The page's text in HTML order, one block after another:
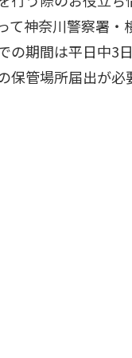
て神奈川警察署
の期間は平日中3
管場所届出が必